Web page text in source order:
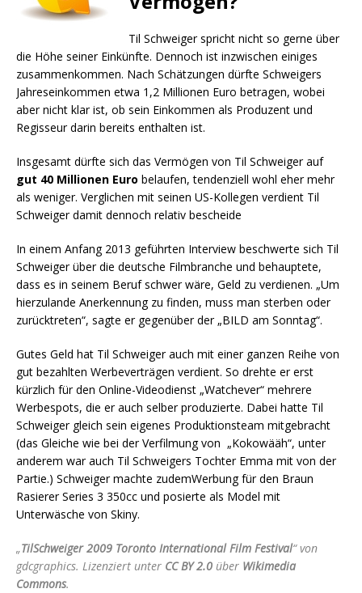
Til Schweiger spricht nicht so gerne über
die Höhe seiner Einkünfte. Dennoch ist inzwischen einiges
zusammenkommen. Nach Schätzungen dürfte Schweigers
Jahreseinkommen etwa 1,2 Millionen Euro betragen, wobei
aber nicht klar ist, ob sein Einkommen als Produzent und
Regisseur darin bereits enthalten ist.
Insgesamt dürfte sich das Vermögen von Til Schweiger auf
gut 40 Millionen Euro belaufen, tendenziell wohl eher mehr
als weniger. Verglichen mit seinen US-Kollegen verdient Til
Schweiger damit dennoch relativ bescheide
In einem Anfang 2013 geführten Interview beschwerte sich Til
Schweiger über die deutsche Filmbranche und behauptete,
dass es in seinem Beruf schwer wäre, Geld zu verdienen. „Um
hierzulande Anerkennung zu finden, muss man sterben oder
zurücktreten“, sagte er gegenüber der „BILD am Sonntag“.
Gutes Geld hat Til Schweiger auch mit einer ganzen Reihe von
gut bezahlten Werbeverträgen verdient. So drehte er erst
kürzlich für den Online-Videodienst „Watchever“ mehrere
Werbespots, die er auch selber produzierte. Dabei hatte Til
Schweiger gleich sein eigenes Produktionsteam mitgebracht
(das Gleiche wie bei der Verfilmung von „Kokowääh“, unter
anderem war auch Til Schweigers Tochter Emma mit von der
Partie.) Schweiger machte zudemWerbung für den Braun
Rasierer Series 3 350cc und posierte als Model mit
Unterwäsche von Skiny.
„TilSchweiger 2009 Toronto International Film Festival“ von
gdcgraphics. Lizenziert unter CC BY 2.0 über Wikimedia
Commons.